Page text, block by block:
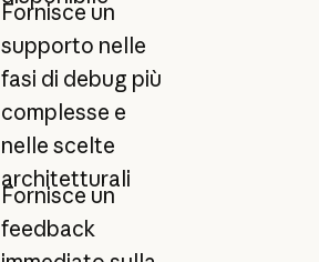
Fornisce un
supporto nelle
fasi di debug più
complesse e
nelle scelte
architetturali
Fornisce un
feedback